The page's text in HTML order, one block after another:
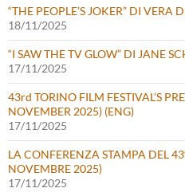
“THE PEOPLE’S JOKER” DI VERA
18/11/2025
“I SAW THE TV GLOW” DI JANE
17/11/2025
43rd TORINO FILM FESTIVAL’S
NOVEMBER 2025) (ENG)
17/11/2025
LA CONFERENZA STAMPA DEL
NOVEMBRE 2025)
17/11/2025